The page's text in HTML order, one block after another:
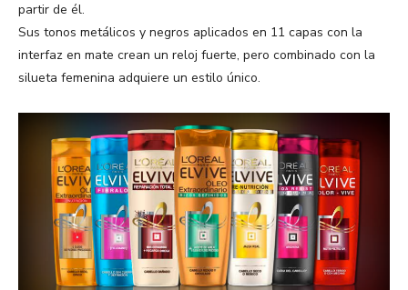
partir de él.
Sus tonos metálicos y negros aplicados en 11 capas con la
interfaz en mate crean un reloj fuerte, pero combinado con la
silueta femenina adquiere un estilo único.